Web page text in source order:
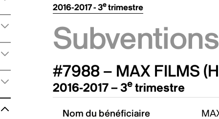
2016-2017 - 3etrimestre
#7988 – MAX FILMS
2016-2017 – 3e trimestre
Nom du bénéficiaire